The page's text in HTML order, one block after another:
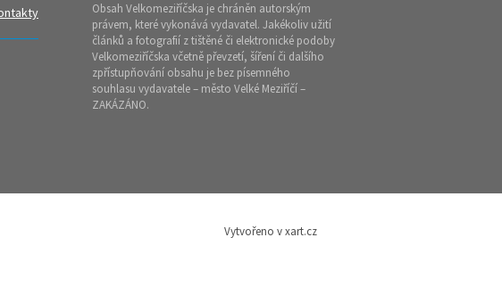
Obsah Velkomeziříčska je chráněn autorským
právem, které vykonává vydavatel. Jakékoliv užití
článků a fotografií z tištěné či elektronické podoby
Velkomeziříčska včetně převzetí, šíření či dalšího
zpřístupňování obsahu je bez písemného
souhlasu vydavatele – město Velké Meziříčí –
ZAKÁZÁNO.
Vytvořeno v xart.cz